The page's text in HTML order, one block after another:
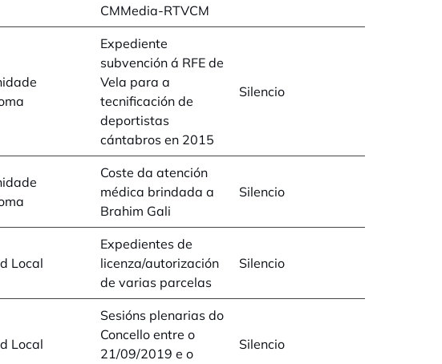
CMMedia-RTVCM
Expediente
subvención á RFE de
Vela para a
tecnificación de
deportistas
cántabros en 2015
Silencio
Coste da atención
médica brindada a
Brahim Gali
Silencio
Local
Expedientes de
licenza/autorización
de varias parcelas
Silencio
Local
Sesións plenarias do
Concello entre o
21/09/2019 e o
Silencio